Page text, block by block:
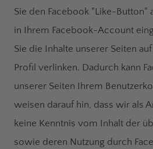
Sie den Facebook "Like-Button"
in Ihrem Facebook-Account
Sie die Inhalte unserer Seiten
Profil verlinken. Dadurch kann
unserer Seiten Ihrem
weisen darauf hin, dass wir als
keine Kenntnis vom Inhalt der
sowie deren Nutzung durch